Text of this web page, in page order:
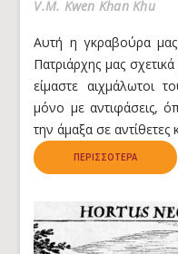
V.M. Kwen Khan Khu
Αυτή η γκραβούρα
Πατριάρχης μας
είμαστε αιχμάλωτοι
μόνο με αντιφάσεις,
την άμαξα σε αντίθετες
ΠΕΡΙΣΣΌΤΕΡΑ